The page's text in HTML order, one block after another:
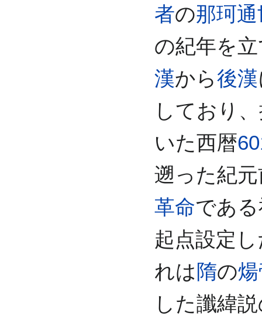
者の那珂通
の紀年を
漢から後漢
しており
いた西暦
遡った紀
革命であ
起点設定
れは 隋の
した讖緯